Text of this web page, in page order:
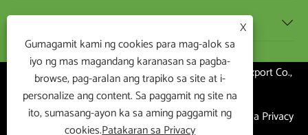
Balita 
Copyright ©2020 Ningbo BEST-HOME Import and Export Co.,
Ltd.Lahat ng Karapatan
Links | Sitemap | RSS | XML | Patakaran sa Privacy
X
Gumagamit kami ng cookies para mag-alok sa
iyo ng mas magandang karanasan sa pagba-
browse, pag-aralan ang trapiko sa site at i-
personalize ang content. Sa paggamit ng site na
ito, sumasang-ayon ka sa aming paggamit ng
cookies.Patakaran sa Privacy